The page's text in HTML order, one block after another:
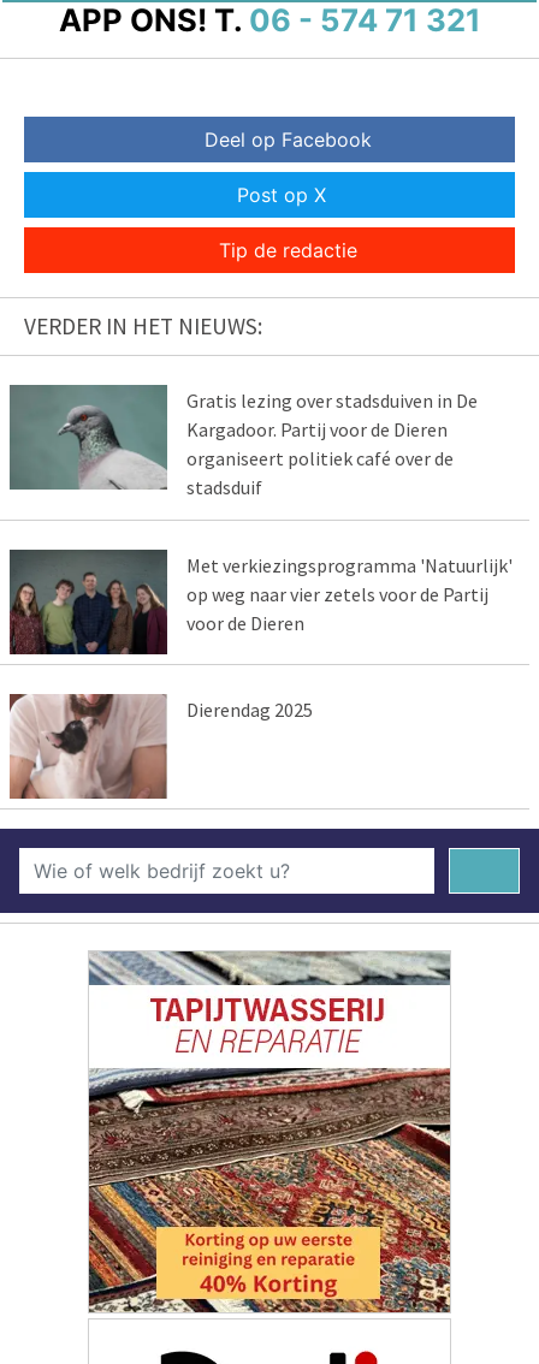
APP ONS! T. 06 - 574 71 321
Deel op Facebook
Post op X
Tip de redactie
VERDER IN HET NIEUWS:
Gratis lezing over stadsduiven in De
Kargadoor. Partij voor de Dieren
organiseert politiek café over de
stadsduif
Met verkiezingsprogramma 'Natuurlijk'
op weg naar vier zetels voor de Partij
voor de Dieren
Dierendag 2025